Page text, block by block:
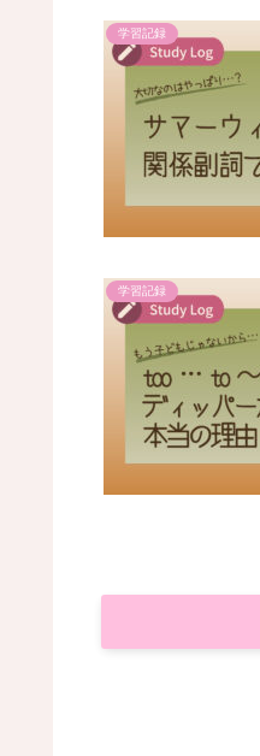
学習記録
学習記録